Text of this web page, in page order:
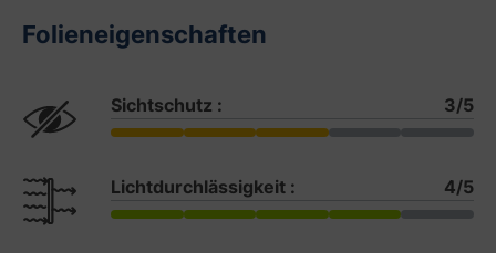
Folieneigenschaften
Sichtschutz : 3/5
Lichtdurchlässigkeit : 4/5